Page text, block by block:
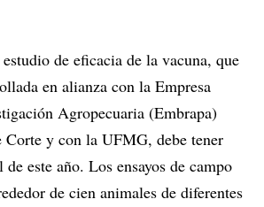
de eficacia de la vacuna, que
en alianza con la Empresa
Agropecuaria (Embrapa)
Corte y con la UFMG, debe tener
este año. Los ensayos de campo
de cien animales de diferentes